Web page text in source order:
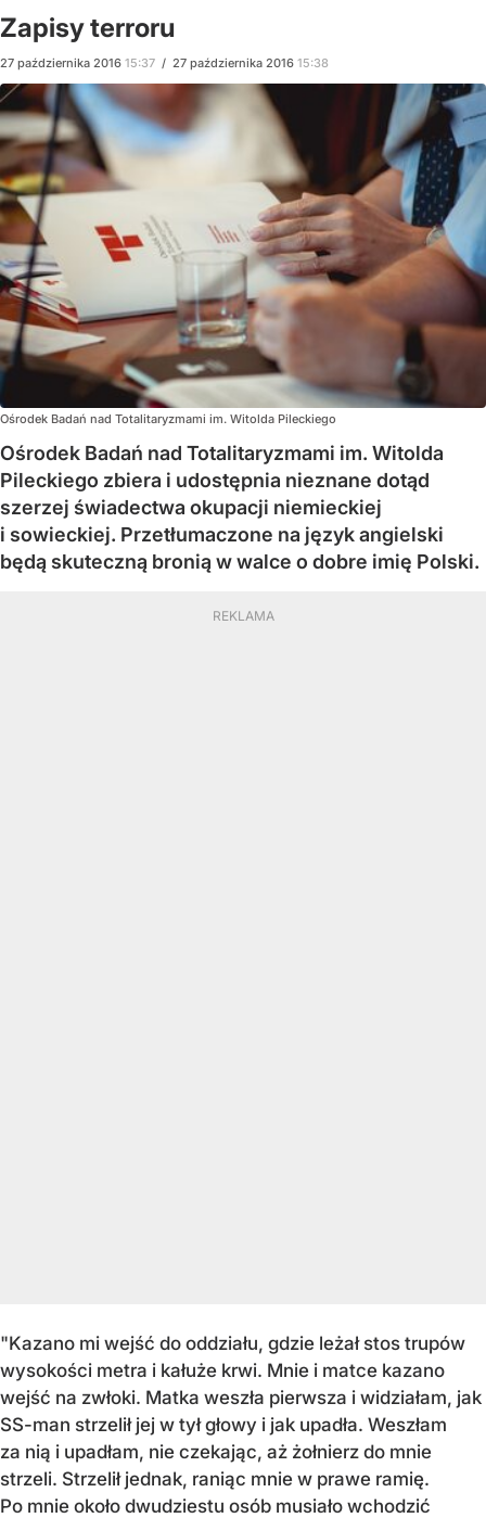
Zapisy terroru
27 października 2016 15:37 / 27 października 2016 15:38
Ośrodek Badań nad Totalitaryzmami im. Witolda Pileckiego
Ośrodek Badań nad Totalitaryzmami im. Witolda
Pileckiego zbiera i udostępnia nieznane dotąd
szerzej świadectwa okupacji niemieckiej
i sowieckiej. Przetłumaczone na język angielski
będą skuteczną bronią w walce o dobre imię Polski.
"Kazano mi wejść do oddziału, gdzie leżał stos trupów
wysokości metra i kałuże krwi. Mnie i matce kazano
wejść na zwłoki. Matka weszła pierwsza i widziałam, jak
SS-man strzelił jej w tył głowy i jak upadła. Weszłam
za nią i upadłam, nie czekając, aż żołnierz do mnie
strzeli. Strzelił jednak, raniąc mnie w prawe ramię.
Po mnie około dwudziestu osób musiało wchodzić